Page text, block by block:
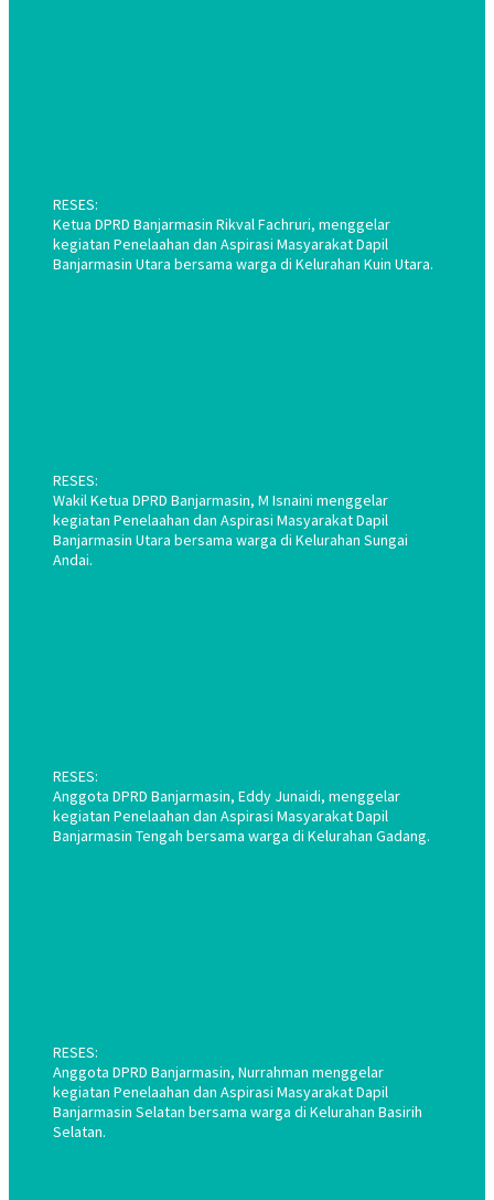
RESES:
Ketua DPRD Banjarmasin Rikval Fachruri, menggelar
kegiatan Penelaahan dan Aspirasi Masyarakat Dapil
Banjarmasin Utara bersama warga di Kelurahan Kuin Utara.
RESES:
Wakil Ketua DPRD Banjarmasin, M Isnaini menggelar
kegiatan Penelaahan dan Aspirasi Masyarakat Dapil
Banjarmasin Utara bersama warga di Kelurahan Sungai
Andai.
RESES:
Anggota DPRD Banjarmasin, Eddy Junaidi, menggelar
kegiatan Penelaahan dan Aspirasi Masyarakat Dapil
Banjarmasin Tengah bersama warga di Kelurahan Gadang.
RESES:
Anggota DPRD Banjarmasin, Nurrahman menggelar
kegiatan Penelaahan dan Aspirasi Masyarakat Dapil
Banjarmasin Selatan bersama warga di Kelurahan Basirih
Selatan.